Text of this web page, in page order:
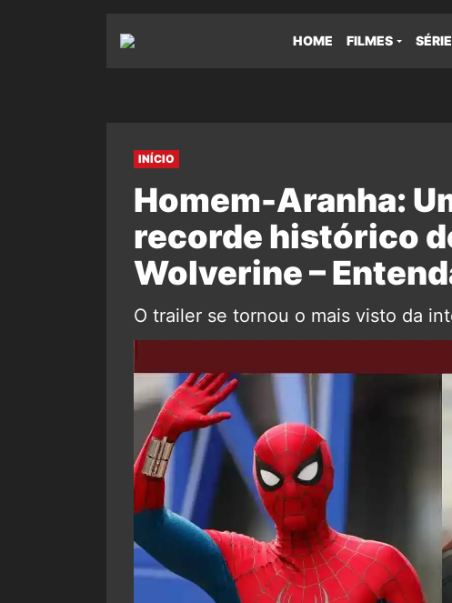
HOME FILMES
INÍCIO
Homem-Aranha:
recorde histórico
Wolverine –
O trailer se tornou o mais visto da